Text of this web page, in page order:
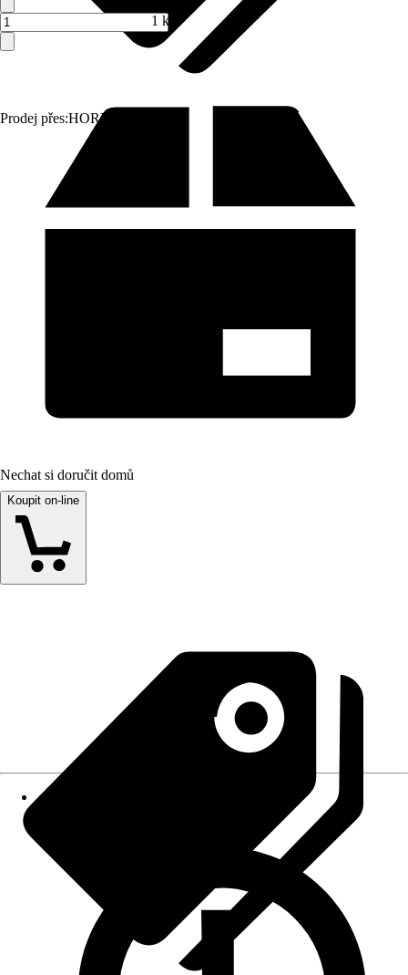
Prodej přes:HORNBACH
1 ks
Nechat si doručit domů
Koupit on-line